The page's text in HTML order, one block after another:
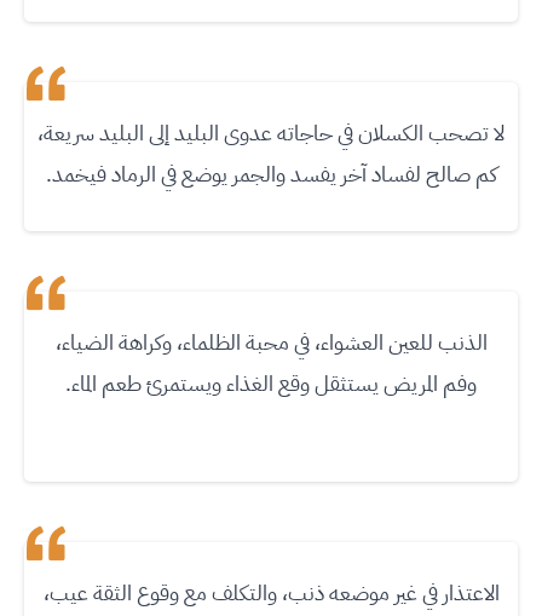
لا تصحب الكسلان في حاجاته عدوى البليد إلى البليد سريعة،
كم صالح لفساد آخر يفسد والجمر يوضع في الرماد فيخمد.
الذنب للعين العشواء، في محبة الظلماء، وكراهة الضياء،
وفم المريض يستثقل وقع الغذاء ويستمرئ طعم الماء.
الاعتذار في غير موضعه ذنب، والتكلف مع وقوع الثقة عيب،